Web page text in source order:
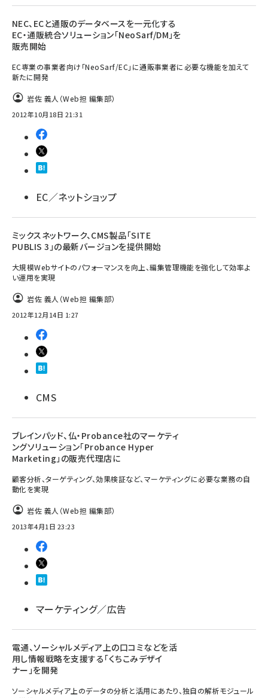
NEC、ECと通販のデータベースを一元化する
EC・通販統合ソリューション「NeoSarf/DM」を
販売開始
EC専業の事業者向け「NeoSarf/EC」に通販事業者に必要な機能を加えて
新たに開発
岩佐 義人（Web担 編集部）
2012年10月18日 21:31
EC／ネットショップ
ミックスネットワーク、CMS製品「SITE
PUBLIS 3」の最新バージョンを提供開始
大規模Webサイトのパフォーマンスを向上、編集管理機能を強化して効率よ
い運用を実現
岩佐 義人（Web担 編集部）
2012年12月14日 1:27
CMS
ブレインパッド、仏・Probance社のマーケティ
ングソリューション「Probance Hyper
Marketing」の販売代理店に
顧客分析、ターゲティング、効果検証など、マーケティングに必要な業務の自
動化を実現
岩佐 義人（Web担 編集部）
2013年4月1日 23:23
マーケティング／広告
電通、ソーシャルメディア上の口コミなどを活
用し情報戦略を支援する「くちこみデザイ
ナー」を開発
ソーシャルメディア上のデータの分析と活用にあたり、独自の解析モジュール